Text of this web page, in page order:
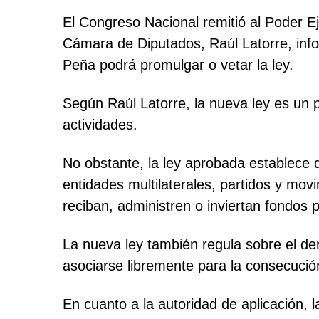
El Congreso Nacional remitió al Poder
Cámara de Diputados, Raúl Latorre,
Peña podrá promulgar o vetar la ley.
Según Raúl Latorre, la nueva ley es un
actividades.
No obstante, la ley aprobada establece
entidades multilaterales, partidos y
reciban, administren o inviertan fondos
La nueva ley también regula sobre el
asociarse libremente para la
En cuanto a la autoridad de aplicación,